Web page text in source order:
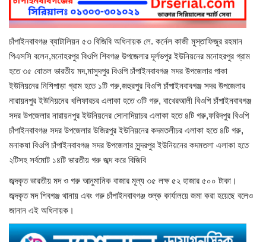
রংপুর
চট্টগ্রাম
খাগড়াছড়ি
ব্রাহ্মণবাড়িয়া
পটুয়াখালী
জাতীয়
আন্তর্জাতিক
চাঁপাইনবাবগঞ্জ ব্যাটালিয়ন ৫৩ বিজিবি অধিনায়ক লে. কর্নেল কাজী মুস্তাফিজুর রহমান
পিএসসি বলেন,মনোহরপুর বিওপি শিবগঞ্জ উপজেলার দূর্লভপুর ইউনিয়নের মনোহরপুর গ্রাম
হতে ৩৫ বোতল ভারতীয় মদ,মাসুদপুর বিওপি চাঁপাইনবাবগঞ্জ সদর উপজেলার পাকা
ইউনিয়নের নিশিপাড়া গ্রাম হতে ১টি গরু,জহুরপুর বিওপি চাঁপাইনবাবগঞ্জ সদর উপজেলার
নারায়নপুর ইউনিয়নের খলিফারচর এলাকা হতে ৩টি গরু, বাখেরআলী বিওপি চাঁপাইনবাবগঞ্জ
সদর উপজেলার নারায়নপুর ইউনিয়নের সোনাদিয়াচর এলাকা হতে ৪টি গরু,ফরিদপুর বিওপি
চাঁপাইনবাবগঞ্জ সদর উপজেলার উজিরপুর ইউনিয়নের কদমতলীচর এলাকা হতে ৪টি গরু,
মনাকষা বিওপি চাঁপাইনবাবগঞ্জ সদর উপজেলার সুন্দরপুর ইউনিয়নের কদমতলা এলাকা হতে
২টিসহ সর্বমোট ১৪টি ভারতীয় গরু জব্দ করে বিজিবি
জব্দকৃত ভারতীয় মদ ও গরু আনুমানিক বাজার মূল্য ৩৫ লক্ষ ৫২ হাজার ৫০০ টাকা।
জব্দকৃত মদ শিবগঞ্জ থানায় এবং গরু চাঁপাইনবাবগঞ্জ শুল্ক কার্যালয়ে জমা করা হয়েছে বলেও
জানান এই অধিনায়ক।